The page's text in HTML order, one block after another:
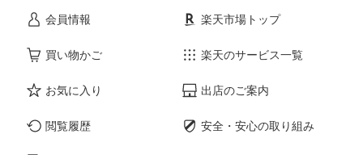
会員情報
買い物かご
お気に入り
閲覧履歴
楽天市場トップ
楽天のサービス一覧
出店のご案内
安全・安心の取り組み